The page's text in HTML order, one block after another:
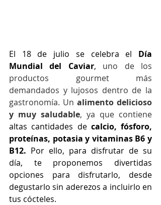
El 18 de julio se celebra el Día
Mundial del Caviar, uno de los
productos gourmet más
demandados y lujosos dentro de la
gastronomía. Un alimento delicioso
y muy saludable
altas cantidades de calcio, fósforo,
proteínas, potasia y vitaminas B6 y
B12. Por ello, para disfrutar de su
día, te proponemos divertidas
opciones para disfrutarlo, desde
degustarlo sin aderezos a incluirlo en
tus cócteles.